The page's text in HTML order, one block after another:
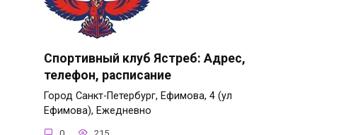
Спортивный клуб Ястреб: Адрес,
телефон, расписание
Город Санкт-Петербург, Ефимова, 4 (ул
Ефимова), Ежедневно
0 215